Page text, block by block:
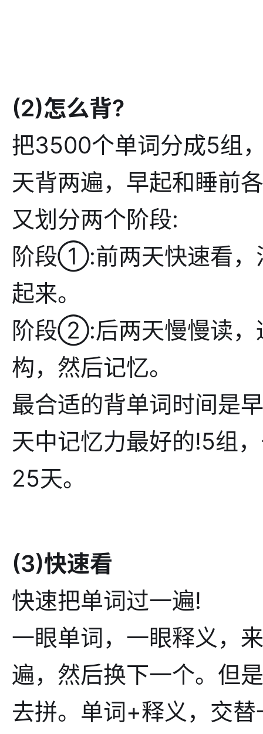
(2)怎么背?
把3500个单词分成5组
天背两遍，早起和睡前
又划分两个阶段:
阶段①:前两天快速看，
起来。
阶段②:后两天慢慢读，
构，然后记忆。
最合适的背单词时间是
天中记忆力最好的!5组
25天。
(3)快速看
快速把单词过一遍!
一眼单词，一眼释义，
遍，然后换下一个。但
去拼。单词+释义，交